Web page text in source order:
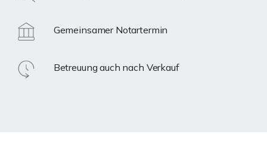
Gemeinsamer Notartermin
Betreuung auch nach Verkauf